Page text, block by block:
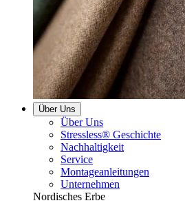
Über Uns
Über Uns
Stressless® Geschichte
Nachhaltigkeit
Service
Montageanleitungen
Unternehmen
Nordisches Erbe